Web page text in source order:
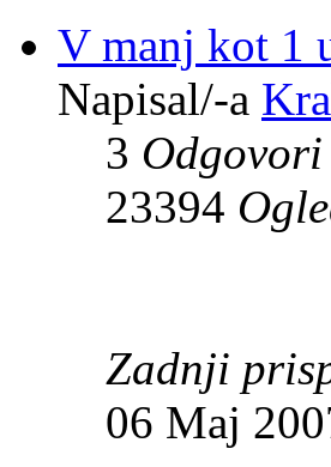
V manj kot 1
Napisal/-a
3 Odgovori
23394
Zadnji
06 Maj